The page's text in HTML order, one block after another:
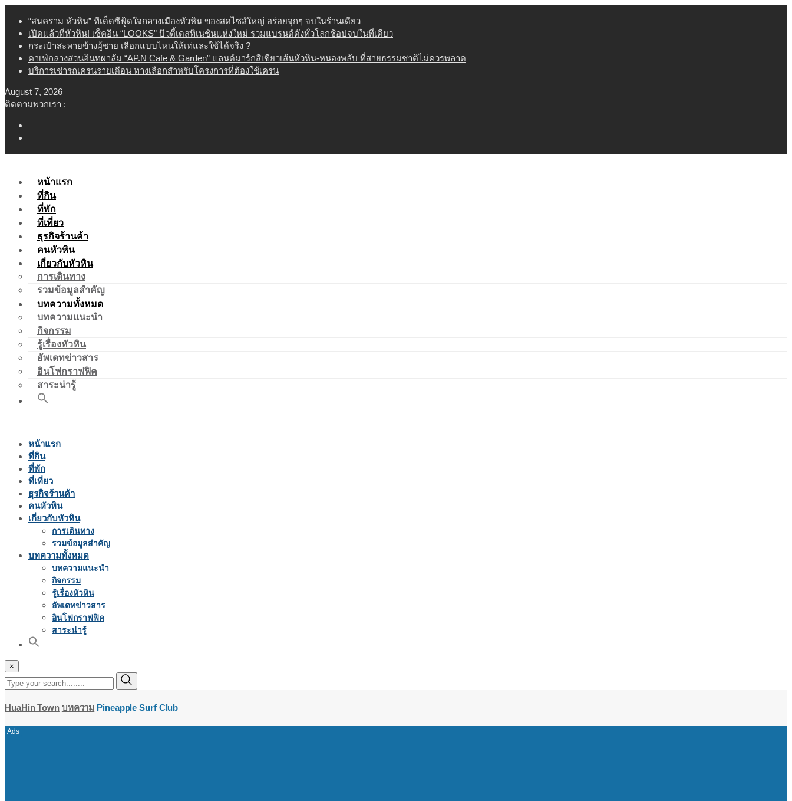
content
“สนคราม หัวหิน” ทีเด็ดซีฟู้ดใจกลางเมืองหัวหิน ของสดไซส์ใหญ่ อร่อยจุกๆ จบในร้านเดียว
เปิดแล้วที่หัวหิน! เช็คอิน “LOOKS” บิวตี้เดสทิเนชันแห่งใหม่ รวมแบรนด์ดังทั่วโลกช้อปจบในที่เดียว
กระเป๋าสะพายข้างผู้ชาย เลือกแบบไหนให้เท่และใช้ได้จริง ?
คาเฟ่กลางสวนอินทผาลัม “AP.N Cafe & Garden” แลนด์มาร์กสีเขียวเส้นหัวหิน-หนองพลับ ที่สายธรรมชาติไม่ควรพลาด
บริการเช่ารถเครนรายเดือน ทางเลือกสำหรับโครงการที่ต้องใช้เครน
August 7, 2026
ติดตามพวกเรา :
หน้าแรก
ที่กิน
ที่พัก
ที่เที่ยว
ธุรกิจร้านค้า
คนหัวหิน
เกี่ยวกับหัวหิน
การเดินทาง
รวมข้อมูลสำคัญ
บทความทั้งหมด
บทความแนะนำ
กิจกรรม
รู้เรื่องหัวหิน
อัพเดทข่าวสาร
อินโฟกราฟฟิค
สาระน่ารู้
หน้าแรก
ที่กิน
ที่พัก
ที่เที่ยว
ธุรกิจร้านค้า
คนหัวหิน
เกี่ยวกับหัวหิน
การเดินทาง
รวมข้อมูลสำคัญ
บทความทั้งหมด
บทความแนะนำ
กิจกรรม
รู้เรื่องหัวหิน
อัพเดทข่าวสาร
อินโฟกราฟฟิค
สาระน่ารู้
×
HuaHin Town บทความ Pineapple Surf Club